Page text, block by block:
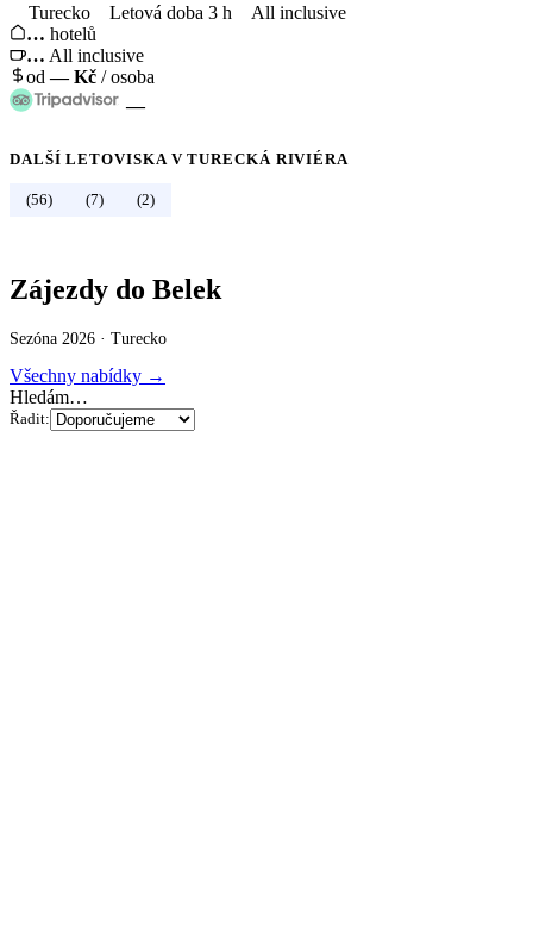
Turecko Letová doba 3 h
All inclusive
… hotelů
… All inclusive
od—Kč / osoba
—
DALŠÍ LETOVISKA VTURECKÁ RIVIÉRA
(56) (7) (2)
Zájezdy do Belek
Sezóna 2026 · Turecko
Všechny nabídky →
Hledám…
Řadit: